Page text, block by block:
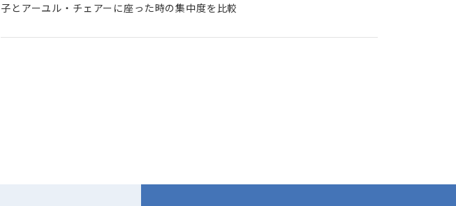
子とアーユル・チェアーに座った時の集中度を比較